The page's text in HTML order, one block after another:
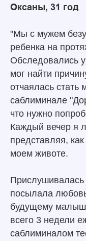
Оксаны, 31 год
"Мы с мужем
ребенка на
Обследовались
мог найти
отчаялась стать
саблиминале
что нужно
Каждый вечер я
представляя,
моем животе.
посылала
будущему
всего 3 недели
саблиминалом